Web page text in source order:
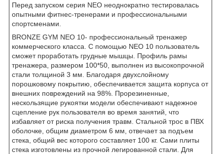
Перед запуском серия NEO неоднократно тестировалась
опытными фитнес-тренерами и профессиональными
спортсменами.
BRONZE GYM NEO 10- профессиональный тренажер
коммерческого класса. C помощью NEO 10 пользователь
сможет проработать грудные мышцы. Профиль рамы
тренажера, размером 100*50, выполнен из высокопрочной
стали толщиной 3 мм. Благодаря двухслойному
порошковому покрытию, обеспечивается защита корпуса от
внешних повреждений на 98%. Прорезиненные,
нескользящие рукоятки модели обеспечивают надежное
сцепление рук пользователя во время занятий, что
избавляет от риска получения травм. Стальной трос в ПВХ
оболочке, общим диаметром 6 мм, отвечает за подъем
стека, общий вес которого составляет 100 кг. Сами плиты
стека изготовлены из прочной легированной стали. Для